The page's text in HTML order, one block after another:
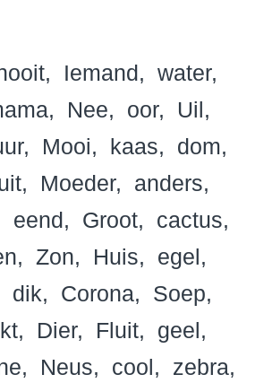
Iemand
water
Nee oor
Uil
Mooi kaas
dom
Moeder
anders
eend Groot
cactus
Zon Huis
egel
dik Corona
Soep
Dier Fluit
geel
Neus cool zebra